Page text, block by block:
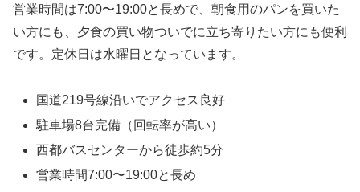
営業時間は7:00〜19:00と長めで、朝食用のパンを買いた
い方にも、夕食の買い物ついでに立ち寄りたい方にも便利
です。定休日は水曜日となっています。
国道219号線沿いでアクセス良好
駐車場8台完備（回転率が高い）
西都バスセンターから徒歩約5分
営業時間7:00〜19:00と長め